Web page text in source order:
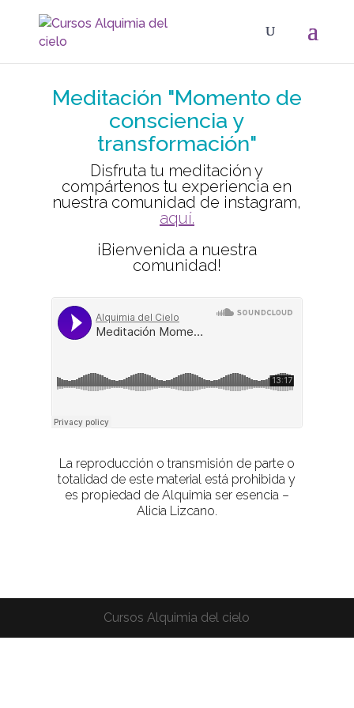
Meditación "Momento de
consciencia y
transformación"
Disfruta tu meditación y
compártenos tu experiencia en
nuestra comunidad de instagram,
aquí.
¡Bienvenida a nuestra
comunidad!
La reproducción o transmisión de parte o
totalidad de este material está prohibida y
es propiedad de Alquimia ser esencia –
Alicia Lizcano.
Cursos Alquimia del cielo